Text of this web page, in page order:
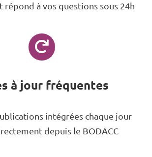
répond à vos questions sous 24h
à jour fréquentes
intégrées chaque jour
depuis le BODACC